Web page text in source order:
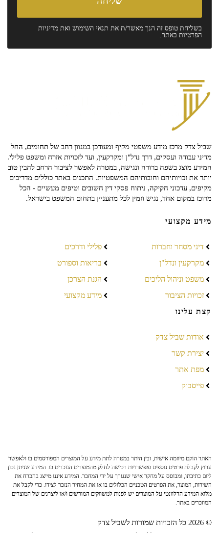
בשליחת טופס זה הנך מאשר/ת את תנאי השימוש ואת מדיניות
הפרטיות באתר.
שביל צדק מרכז מידע משפטי מקיף ומעודכן במגוון רחב של תחומים, החל
מדיני עבודה ועסקים, דרך נדל"ן ומקרקעין, ועד לזכויות אזרח ומשפט פלילי.
המידע מוצג בשפה ברורה ונגישה, במטרה לאפשר לציבור הרחב להבין טוב
יותר את זכויותיהם וחובותיהם המשפטיות. התכנים באתר כוללים מדריכים
מקיפים, עדכוני חקיקה, ניתוח פסקי דין חשובים וטיפים מעשיים - הכל
מרוכז במקום אחד, נגיש וזמין לכל מתעניין בתחום המשפט בישראל.
מידע מקצועי
דיני מסחר וחברות
מקרקעין ונדל"ן
משפט וניהול הליכים
זכויות הציבור
פלילי ודרכים
בריאות וספורט
הגנת הצרכן
מידע מקצועי
קצת עלינו
אודות שביל צדק
יצירת קשר
מפת אתר
פייסבוק
האתר הוקם מיוזמה אישית, ובין היתר במטרה לתת מידע על המוצרים המפורסמים בו ולאפשר
ערוץ לקבלת פרטים נוספים ואפשרויות רכישה לחלק מהמוצרים הנזכרים בו. המידע שניתן נכון
ליום כתיבתו, ומבוסס על מחקר אישי שנערך על ידי המחבר. המידע איננו מייצג בהכרח את
השירות, המוצר, את הפרטים הטכניים הכלולים בו או את המחיר הנזכר לצידו. כדי לקבל את
מלוא המידע הרלוונטי על המוצרים יש לפנות למשווקים המורשים ו/או ליצרנים של המוצרים
המוזכרים באתר.
© 2026 כל הזכויות שמורות לשביל צדק